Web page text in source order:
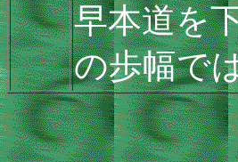
早本道を
の歩幅で